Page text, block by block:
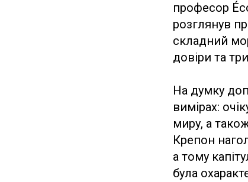
професор
розглянув
складний
довіри та
На думку
вимірах:
миру, а
Крепон
а тому
була